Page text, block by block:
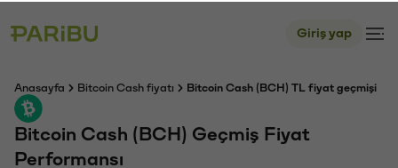
Giriş yap
Anasayfa Bitcoin Cash fiyatı Bitcoin Cash (BCH) TL fiyat geçmişi
Bitcoin Cash (BCH) Geçmiş Fiyat
Performansı